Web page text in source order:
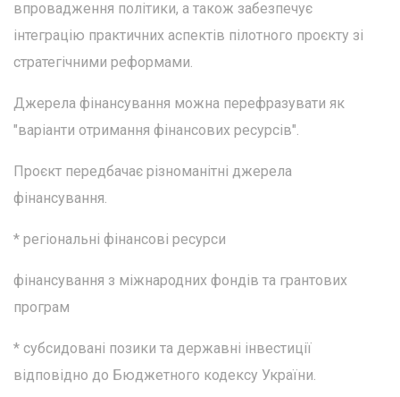
впровадження політики, а також забезпечує
інтеграцію практичних аспектів пілотного проєкту зі
стратегічними реформами.
Джерела фінансування можна перефразувати як
"варіанти отримання фінансових ресурсів".
Проєкт передбачає різноманітні джерела
фінансування.
* регіональні фінансові ресурси
фінансування з міжнародних фондів та грантових
програм
* субсидовані позики та державні інвестиції
відповідно до Бюджетного кодексу України.